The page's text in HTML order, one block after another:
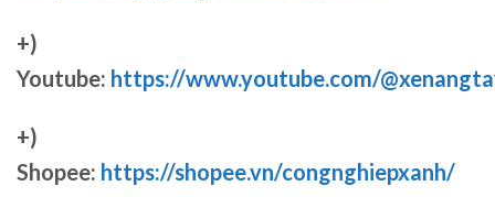
+)
Youtube: https://www.youtube.com/
+)
Shopee: https://shopee.vn/congnghiepxanh/